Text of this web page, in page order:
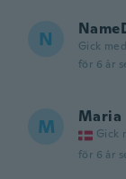
N Gick
för 6 år
M Maria
Gick
för 6 år